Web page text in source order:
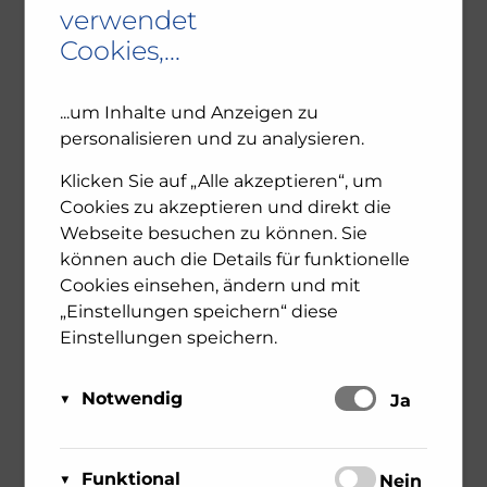
SUCHEN
NEUESTE BEITRÄGE
Ambivalenz in den jüdischen Gemeinden – NU102
Leseprobe: Bewegte Zeiten – Erinnern für die
verwendet
Cookies,...
...um Inhalte und Anzeigen zu
personalisieren und zu analysieren.
Klicken Sie auf „Alle akzeptieren“, um
Cookies zu akzeptieren und direkt die
Webseite besuchen zu können. Sie
können auch die Details für funktionelle
Cookies einsehen, ändern und mit
„Einstellungen speichern“ diese
Einstellungen speichern.
Notwendig Schalten
Ja
Diese Cookies sind für das Funktionieren der
Website erforderlich und können daher nicht
Matomo
Funktional Schalten
Nein